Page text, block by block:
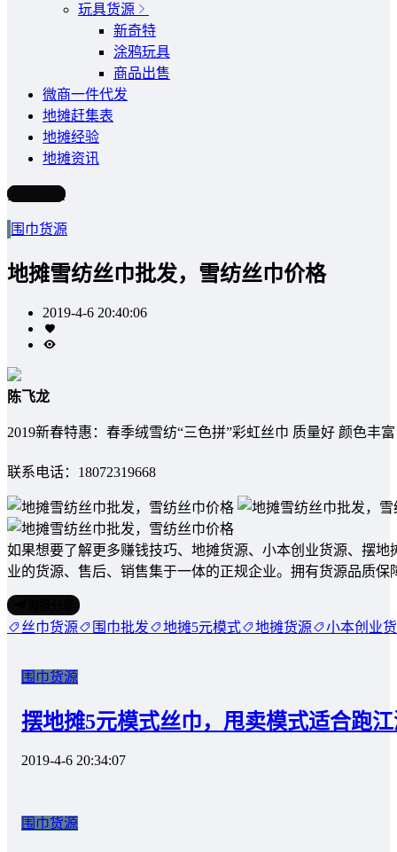
玩具货源
新奇特
涂鸦玩具
商品出售
微商一件代发
地摊赶集表
地摊经验
地摊资讯
写文章
围巾货源
地摊雪纺丝巾批发，雪纺丝巾价格
2019-4-6 20:40:06
陈飞龙
2019新春特惠：春季绒雪纺“三色拼”彩虹丝巾 质量好 颜色丰
联系电话：18072319668
如果想要了解更多赚钱技巧、地摊货源、小本创业货源、摆
业的货源、售后、销售集于一体的正规企业。拥有货源品质
丝巾货源 围巾批发 地摊5元模式 地摊货源 小本创业
围巾货源
摆地摊5元模式丝巾，甩卖模式适合跑
2019-4-6 20:34:07
围巾货源